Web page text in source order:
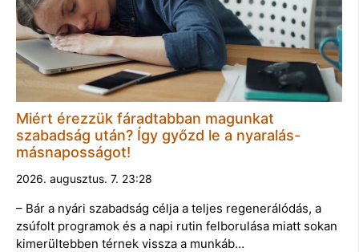
Miért érezzük fáradtabban magunkat
szabadság után? Így győzd le a nyaralás-
másnaposságot!
2026. augusztus. 7. 23:28
– Bár a nyári szabadság célja a teljes regenerálódás, a
zsúfolt programok és a napi rutin felborulása miatt sokan
kimerültebben térnek vissza a munkáb…